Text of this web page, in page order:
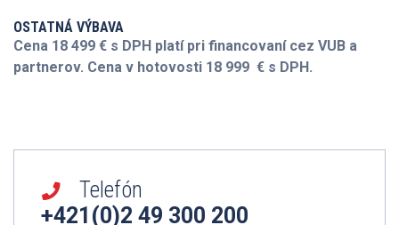
OSTATNÁ VÝBAVA
Cena 18 499 € s DPH platí pri financovaní cez VUB a
partnerov. Cena v hotovosti 18 999 € s DPH.
Telefón
+421(0)2 49 300 200